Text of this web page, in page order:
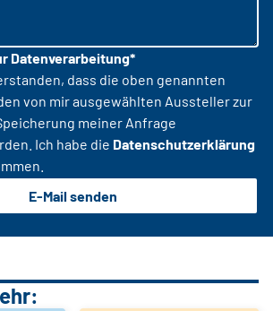
Datenverarbeitung*
dass die oben genannten
von mir ausgewählten Aussteller zur
meiner Anfrage
Ich habe die Datenschutzerklärung
E-Mail senden